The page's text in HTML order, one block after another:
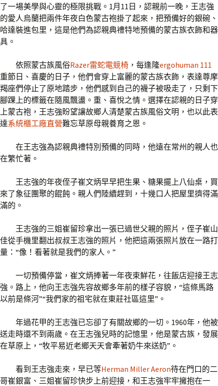
了一場美學與心靈的極限挑戰。1月11日，認親前一晚，王志強
的愛人烏蘭把兩件年夜白色蒙古袍掛了起來，把預備好的銀碗、
哈達裝進包里，這是他們為認親典禮特地預備的蒙古族衣飾和器
具。
依照蒙古族風俗Razer雷蛇電競椅 ，每逢隆ergohuman 111
重節日、喜慶的日子，他們會穿上富麗的蒙古族衣飾，表達尊摩
羯座們停止了原地踏步，他們感到自己的襪子被吸走了，只剩下
腳踝上的標籤在隨風飄盪。重、喜悅之情。選擇在認親的日子穿
上蒙古袍，王志強盼望讓故鄉人清楚蒙古族風俗文明，也以此表
達系統櫃工廠直營難忘草原母親養育之恩。
在王志強為認親典禮特別預備的同時，他遠在常州的親人也
在繁忙著。
王志強的年夜侄子崔文炳早早把生果、糖果擺上八仙桌，買
來了象征團聚的餛飩。親人們陸續趕到，十幾口人把屋里擠得滿
滿的。
王志強的三姐崔留珍拿出一張已過世父親的照片，侄子崔山
佳從手機里翻出叔叔王志強的照片，他把這兩張照片放在一路打
量：“像！看著就是我們的家人。”
一切預備停當，崔文炳捧著一年夜束鮮花，往飯店迎接王志
強。路上，他向王志強先容故鄉多年前的樣子容貌，“這條馬路
以前是條河”“我們家的祖宅就在東莊社區這里”。
年過花甲的王志強已忘卻了有關故鄉的一切。1960年，他被
送走時還不到兩歲。在王志強兒時的記憶里，他是蒙古族，發展
在草原上，“牧平易近老鄉天天會牽著奶牛來送奶”。
看到王志強走來，早已等Herman Miller Aeron待在門口的二
哥崔銀富、三姐崔留珍快步上前迎接，和王志強牢牢擁抱在一